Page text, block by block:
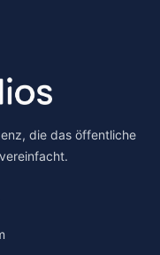
die das öffentliche